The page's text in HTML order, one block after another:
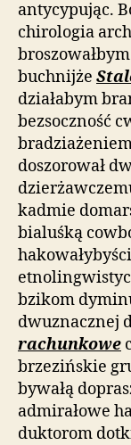
antycypując.
chirologia
buchnijże
działabym
bezsoczność
doszorował
kadmie
bialuśką
bzikom
dwuznacznej
rachunkowe
brzezińskie
bywałą
admirałowe
duktorom